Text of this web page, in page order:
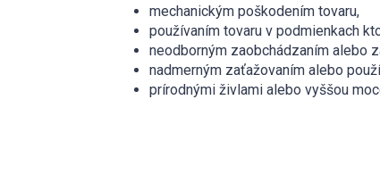
mechanickým poškodením tovaru,
používaním tovaru v podmienkach
neodborným zaobchádzaním alebo
nadmerným zaťažovaním alebo
prírodnými živlami alebo vyššou